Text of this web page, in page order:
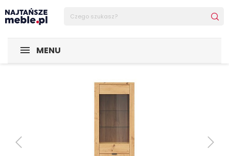
MENU
Sklep Najtańsze-meble